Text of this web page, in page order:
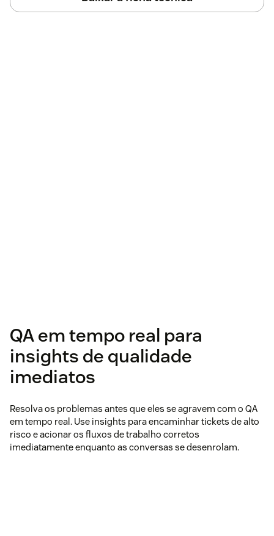
QA em tempo real para
insights de qualidade
imediatos
Resolva os problemas antes que eles se agravem com o QA
em tempo real. Use insights para encaminhar tickets de alto
risco e acionar os fluxos de trabalho corretos
imediatamente enquanto as conversas se desenrolam.